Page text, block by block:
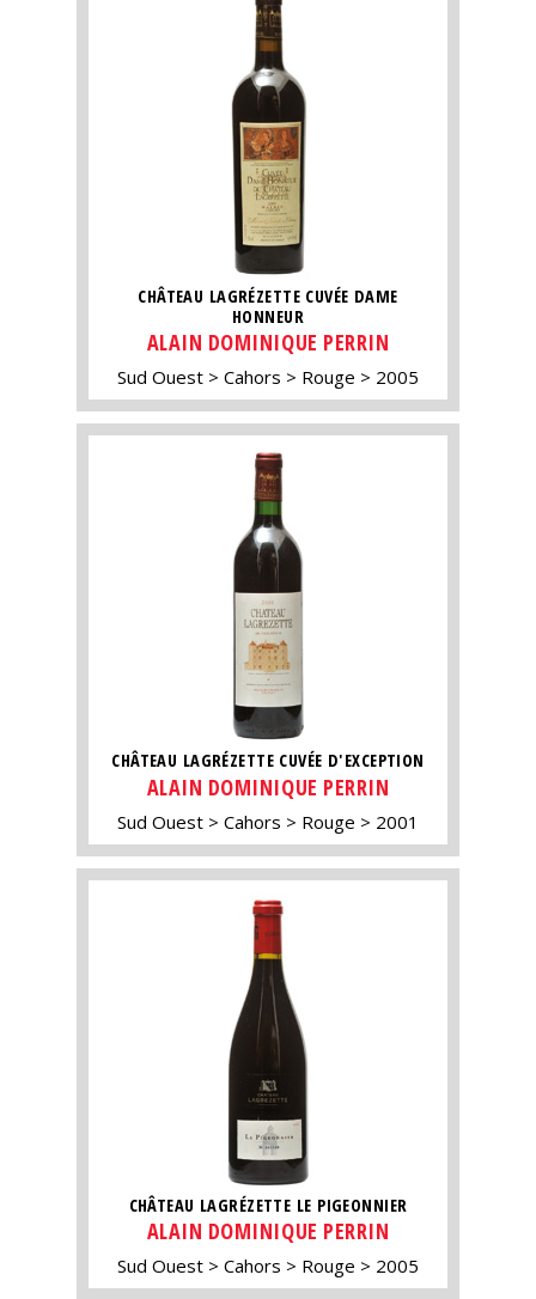
CHÂTEAU LAGRÉZETTE CUVÉE DAME
HONNEUR
ALAIN DOMINIQUE PERRIN
Sud Ouest Cahors Rouge 2005
CHÂTEAU LAGRÉZETTE CUVÉE D'EXCEPTION
ALAIN DOMINIQUE PERRIN
Sud Ouest Cahors Rouge 2001
CHÂTEAU LAGRÉZETTE LE PIGEONNIER
ALAIN DOMINIQUE PERRIN
Sud Ouest Cahors Rouge 2005